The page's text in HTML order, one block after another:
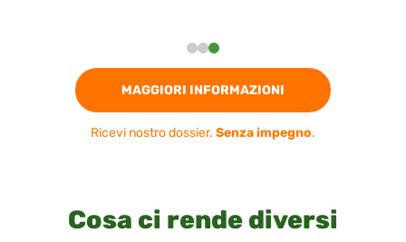
MAGGIORI INFORMAZIONI
Ricevi nostro dossier. Senza impegno.
Cosa ci rende diversi